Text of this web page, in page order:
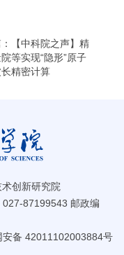
【中科院之声】精
等实现“隐形”原子
精密计算
创新研究院
87199543 邮政编
安备 42011102003884号